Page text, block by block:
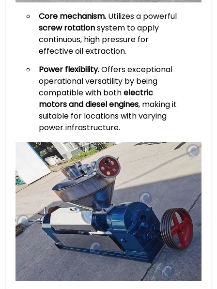
Core mechanism.​​ Utilizes a powerful
​screw rotation​​ system to apply
continuous, high pressure for
effective oil extraction.
​Power flexibility.​ Offers exceptional
operational versatility by being
compatible with both ​​electric
motors and diesel engines​​, making it
suitable for locations with varying
power infrastructure.